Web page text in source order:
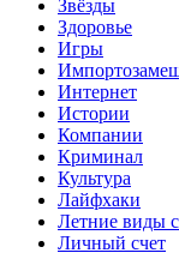
Звёзды
Здоровье
Игры
Интернет
Истории
Компании
Криминал
Культура
Лайфхаки
Летние виды
Личный счет